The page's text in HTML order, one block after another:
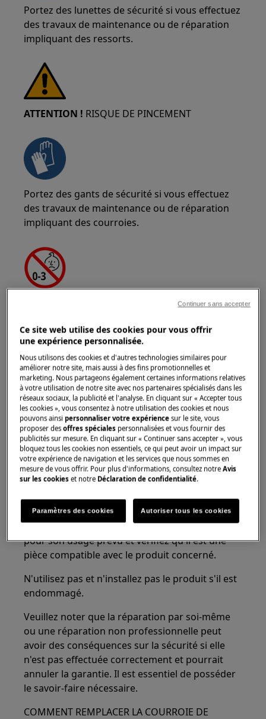
Portez des lunettes de sécurité si vous effectuez
des travaux de maintenance ou de réparation
impliquant des ressorts.
ATTENTION ! RISQUE DE PINCEMENT
Portez des gants de sécurité si vous effectuez
des travaux de maintenance ou de réparation
impliquant des courroies.
RISQUE DE SUFFOCATION
Petites pièces non destinées aux enfants de
moins de 3 ans. Gardez toutes les petites pièces
et l'emballage hors de portée des enfants.
Seuls les adultes devraient utiliser ou installer le
produit.
Videz toujours l'appareil de toute l'eau, par
exemple le réservoir d'eau du sèche-linge. Tout
entretien doit être effectué alors que l'appareil
est en position verticale. L'eau résiduelle
pourrait endommager les composants
ses côtés.
Assurez-vous d'utiliser le produit uniquement
pour son usage prévu et vérifiez qu'il est une
pièce compatible avec le produit concerné.
N'utilisez pas et n'installez pas le produit s'il est
endommagé.
Veuillez noter que la réparation par soi-même
ou une réparation non professionnelle peut
avoir des conséquences sur la sécurité si elle
n'est pas effectuée correctement et pourrait
annuler la garantie. Il est essentiel de posséder
le savoir-faire nécessaire.
COMMENT REMPLACER LA COURROIE DE
Ce site web utilise des cookies pour vous offrir
une expérience personnalisée.
Nous utilisons des cookies et d'autres technologies similaires pour
améliorer notre site, mais aussi à des fins promotionnelles et
marketing. Nous partageons également certaines informations relatives
à votre utilisation de notre site avec nos partenaires spécialisés dans les
réseaux sociaux, la publicité et l'analyse. En cliquant sur « Accepter tous
les cookies », vous consentez à notre utilisation des cookies et nous
pouvons ainsipersonnaliser votre expériencesur le site, vous
proposer desoffres spéciales personnalisées et vous fournir des
publicités sur mesure. En cliquant sur « Continuer sans accepter », vous
bloquez tous les cookies non essentiels, ce qui peut avoir un impact sur
votre expérience de navigation et les services que nous sommes en
mesure de vous offrir. Pour plus d'informations, consultez notreAvis
sur les cookies et notre Déclaration de confidentialité.
Paramètres des cookies Autoriser tous les cookies
Continuer sans accepter